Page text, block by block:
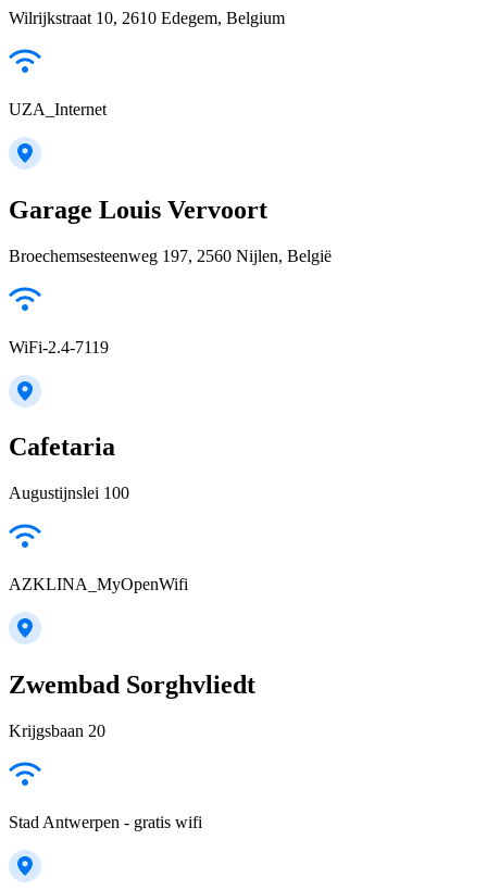
Wilrijkstraat 10, 2610 Edegem, Belgium
UZA_Internet
Garage Louis Vervoort
Broechemsesteenweg 197, 2560 Nijlen, België
WiFi-2.4-7119
Cafetaria
Augustijnslei 100
AZKLINA_MyOpenWifi
Zwembad Sorghvliedt
Krijgsbaan 20
Stad Antwerpen - gratis wifi